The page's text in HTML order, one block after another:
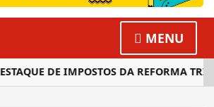
MENU
DE IMPOSTOS DA REFORMA